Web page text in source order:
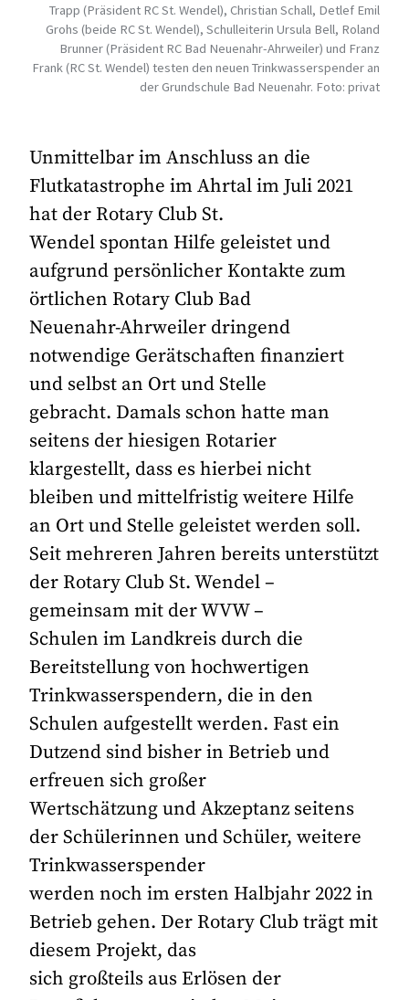
Trapp (Präsident RC St. Wendel), Christian Schall, Detlef Emil
Grohs (beide RC St. Wendel), Schulleiterin Ursula Bell, Roland
Brunner (Präsident RC Bad Neuenahr-Ahrweiler) und Franz
Frank (RC St. Wendel) testen den neuen Trinkwasserspender an
der Grundschule Bad Neuenahr. Foto: privat
Unmittelbar im Anschluss an die
Flutkatastrophe im Ahrtal im Juli 2021
hat der Rotary Club St.
Wendel spontan Hilfe geleistet und
aufgrund persönlicher Kontakte zum
örtlichen Rotary Club Bad
Neuenahr-Ahrweiler dringend
notwendige Gerätschaften finanziert
und selbst an Ort und Stelle
gebracht. Damals schon hatte man
seitens der hiesigen Rotarier
klargestellt, dass es hierbei nicht
bleiben und mittelfristig weitere Hilfe
an Ort und Stelle geleistet werden soll.
Seit mehreren Jahren bereits unterstützt
der Rotary Club St. Wendel –
gemeinsam mit der WVW –
Schulen im Landkreis durch die
Bereitstellung von hochwertigen
Trinkwasserspendern, die in den
Schulen aufgestellt werden. Fast ein
Dutzend sind bisher in Betrieb und
erfreuen sich großer
Wertschätzung und Akzeptanz seitens
der Schülerinnen und Schüler, weitere
Trinkwasserspender
werden noch im ersten Halbjahr 2022 in
Betrieb gehen. Der Rotary Club trägt mit
diesem Projekt, das
sich großteils aus Erlösen der